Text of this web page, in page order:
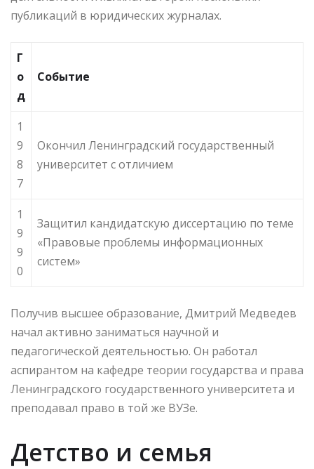
публикаций в юридических журналах.
Г
о
д
Событие
1
9
8
7
Окончил Ленинградский государственный
университет с отличием
1
9
9
0
Защитил кандидатскую диссертацию по теме
«Правовые проблемы информационных
систем»
Получив высшее образование, Дмитрий Медведев
начал активно заниматься научной и
педагогической деятельностью. Он работал
аспирантом на кафедре теории государства и права
Ленинградского государственного университета и
преподавал право в той же ВУЗе.
Детство и семья